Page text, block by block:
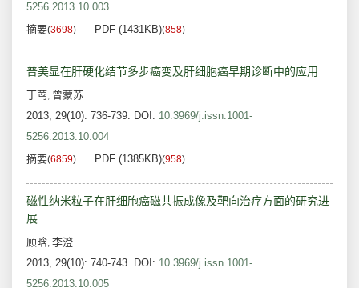
5256.2013.10.003
摘要(3698) PDF (1431KB)(858)
普美显在肝硬化结节多步癌变及肝细胞癌早期诊断中的应用
丁莺, 曾蒙苏
2013, 29(10): 736-739. DOI: 10.3969/j.issn.1001-
5256.2013.10.004
摘要(6859) PDF (1385KB)(958)
磁性纳米粒子在肝细胞癌磁共振成像及靶向治疗方面的研究进
展
顾晗, 李澄
2013, 29(10): 740-743. DOI: 10.3969/j.issn.1001-
5256.2013.10.005